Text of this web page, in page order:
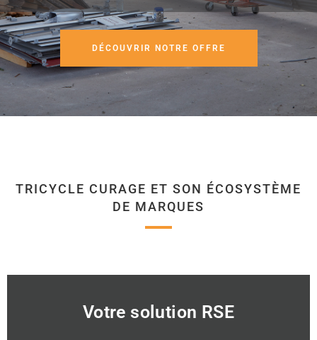
DÉCOUVRIR NOTRE OFFRE
TRICYCLE CURAGE ET SON ÉCOSYSTÈME
DE MARQUES
Votre solution RSE